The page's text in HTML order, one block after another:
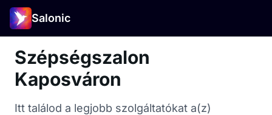
Salonic
Szépségszalon
Kaposváron
Itt találod a legjobb szolgáltatókat a(z)